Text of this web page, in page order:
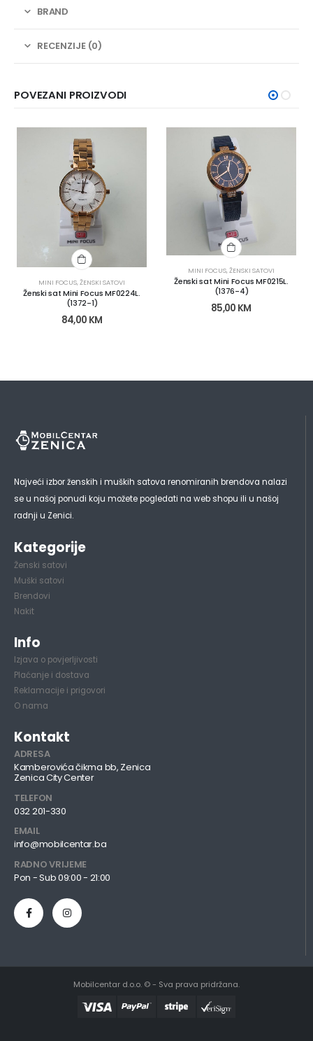
BRAND
RECENZIJE (0)
POVEZANI PROIZVODI
MINI FOCUS,ŽENSKI SATOVI
Ženski sat Mini Focus MF0224L.
(1372-1)
84,00 KM
MINI FOCUS,ŽENSKI SATOVI
Ženski sat Mini Focus MF0215L.
(1376-4)
85,00 KM
Najveći izbor ženskih i muških satova renomiranih brendova nalazi
se u našoj ponudi koju možete pogledati na web shopu ili u našoj
radnji u Zenici.
Kategorije
Ženski satovi
Muški satovi
Brendovi
Nakit
Info
Izjava o povjerljivosti
Plaćanje i dostava
Reklamacije i prigovori
O nama
Kontakt
ADRESA
Kamberovića čikma bb, Zenica
Zenica City Center
TELEFON
032 201-330
EMAIL
info@mobilcentar.ba
RADNO VRIJEME
Pon - Sub 09:00 - 21:00
Mobilcentar d.o.o. © - Sva prava pridržana.